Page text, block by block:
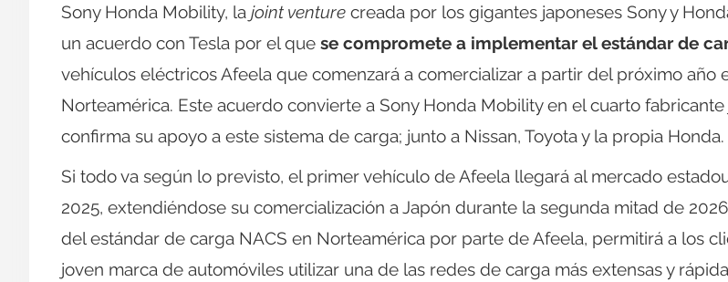
Sony Honda Mobility, la joint venture creada por los gigantes japoneses Sony y
un acuerdo con Tesla por el que se compromete a implementar el estándar de
vehículos eléctricos Afeela que comenzará a comercializar a partir del próximo año
Norteamérica. Este acuerdo convierte a Sony Honda Mobility en el cuarto
confirma su apoyo a este sistema de carga; junto a Nissan, Toyota y la propia Honda.
Si todo va según lo previsto, el primer vehículo de Afeela llegará al mercado
2025, extendiéndose su comercialización a Japón durante la segunda mitad de
del estándar de carga NACS en Norteamérica por parte de Afeela, permitirá a los
joven marca de automóviles utilizar una de las redes de carga más extensas y